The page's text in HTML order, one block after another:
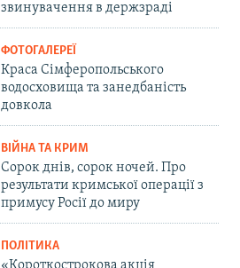
звинувачення в держзраді
ФОТОГАЛЕРЕЇ
Краса Сімферопольського
водосховища та занедбаність
довкола
ВІЙНА ТА КРИМ
Сорок днів, сорок ночей. Про
результати кримської операції з
примусу Росії до миру
ПОЛІТИКА